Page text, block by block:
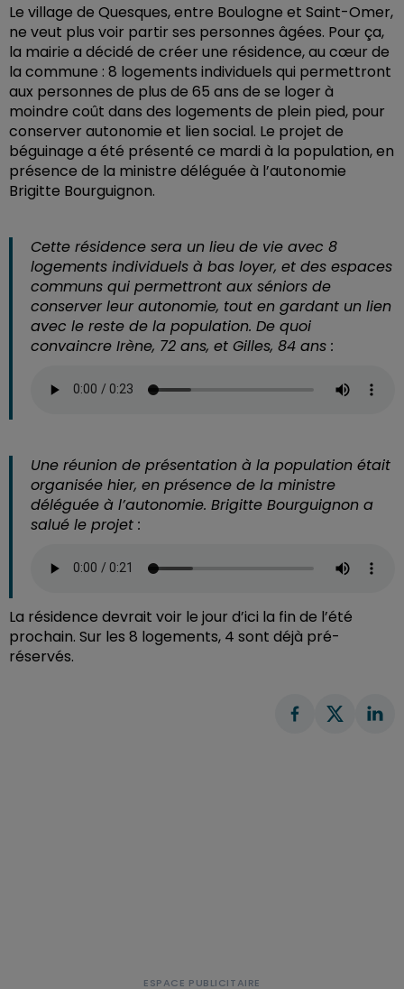
Le village de Quesques, entre Boulogne et Saint-Omer,
ne veut plus voir partir ses personnes âgées. Pour ça,
la mairie a décidé de créer une résidence, au cœur de
la commune : 8 logements individuels qui permettront
aux personnes de plus de 65 ans de se loger à
moindre coût dans des logements de plein pied, pour
conserver autonomie et lien social. Le projet de
béguinage a été présenté ce mardi à la population, en
présence de la ministre déléguée à l’autonomie
Brigitte Bourguignon.
Cette résidence sera un lieu de vie avec 8
logements individuels à bas loyer, et des espaces
communs qui permettront aux séniors de
conserver leur autonomie, tout en gardant un lien
avec le reste de la population. De quoi
convaincre Irène, 72 ans, et Gilles, 84 ans :
Une réunion de présentation à la population était
organisée hier, en présence de la ministre
déléguée à l’autonomie. Brigitte Bourguignon a
salué le projet :
La résidence devrait voir le jour d’ici la fin de l’été
prochain. Sur les 8 logements, 4 sont déjà pré-
réservés.